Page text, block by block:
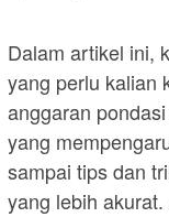
Dalam artikel ini,
yang perlu kalian
anggaran
yang
sampai tips dan
yang lebih